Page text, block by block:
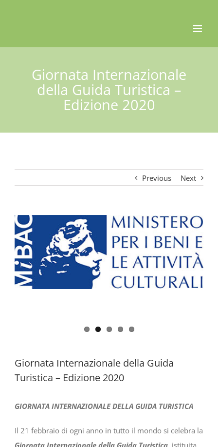
Giornata Internazionale
della Guida Turistica –
Edizione 2020
Previous Next
Giornata Internazionale della Guida
Turistica – Edizione 2020
GIORNATA INTERNAZIONALE DELLA GUIDA TURISTICA
Il 21 febbraio di ogni anno in tutto il mondo si celebra la
Giornata Internazionale della Guida Turistica, istituita